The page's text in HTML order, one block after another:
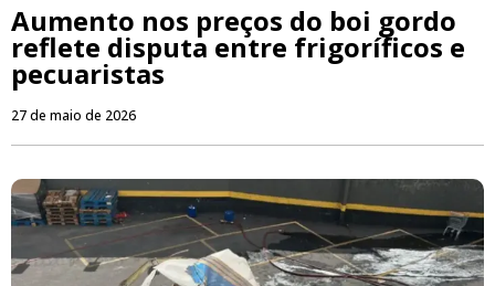
Aumento nos preços do boi gordo
reflete disputa entre frigoríficos e
pecuaristas
27 de maio de 2026